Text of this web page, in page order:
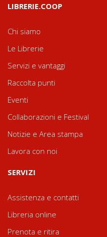
LIBRERIE.COOP
Chi siamo
Le Librerie
Servizi e vantaggi
Raccolta punti
Eventi
Collaborazioni e Festival
Notizie e Area stampa
Lavora con noi
SERVIZI
Assistenza e contatti
Libreria online
Prenota e ritira